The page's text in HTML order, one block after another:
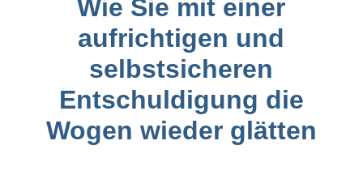
Wie Sie mit einer
aufrichtigen und
selbstsicheren
Entschuldigung die
Wogen wieder glätten